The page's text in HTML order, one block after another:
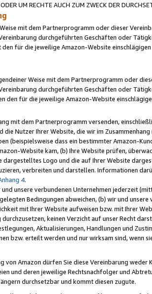
UM RECHTE AUCH ZUM ZWECK DER
mit dem Partnerprogramm oder dieser
durchgeführten Geschäften oder
für die jeweilige Amazon-Website
Weise mit dem Partnerprogramm oder
durchgeführten Geschäften oder
den für die jeweilige Amazon-Website
mit dem Partnerprogramm versenden,
Nutzer Ihrer Website, die wir im
(beispielsweise dass ein bestimmter Amazon-
Website kam, (b) Ihre Website prüfen,
dargestelltes Logo und die auf Ihrer Website
verbreiten und darstellen. Informationen
4.
unsere verbundenen Unternehmen jederzeit
Bedingungen abweichen, (b) wir und
mit Ihrer Website aufweisen bzw. mit Ihrer
keinen Verzicht auf unser Recht
Aktualisierungen, Handlungen und
bzw. erteilt werden und nur wirksam sind,
von Amazon dürfen Sie diese Vereinbarung
und deren jeweilige Rechtsnachfolger und
durchsetzbar und kommt diesen zugute.